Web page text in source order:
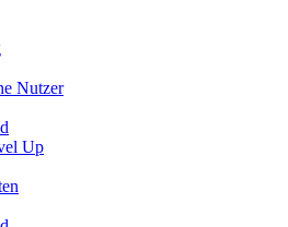
Nutzer
Up